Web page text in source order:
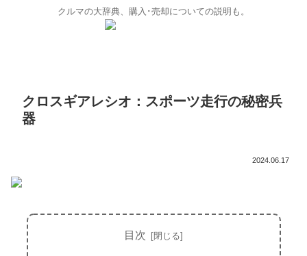
クルマの大辞典、購入･売却についての説明も。
クロスギアレシオ：スポーツ走行の秘密兵
器
2024.06.17
目次